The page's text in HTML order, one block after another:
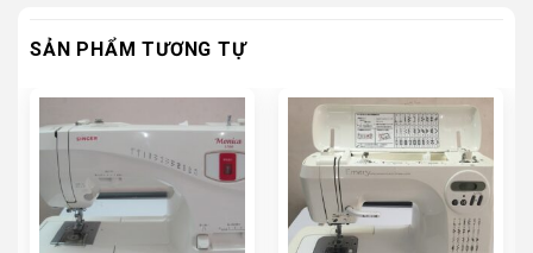
SẢN PHẨM TƯƠNG TỰ